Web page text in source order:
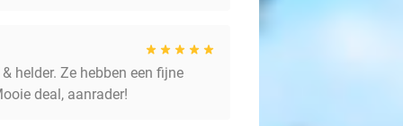
helder. Ze hebben een fijne
deal, aanrader!